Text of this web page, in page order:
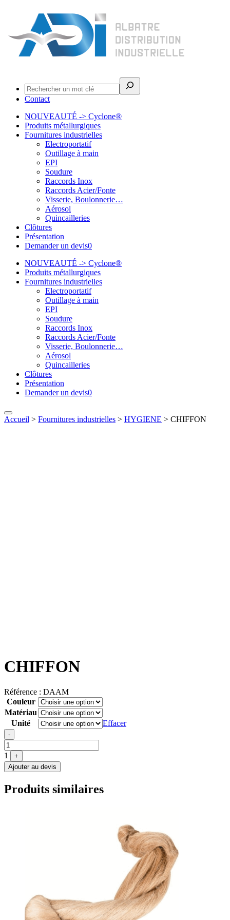
Contact
NOUVEAUTÉ -> Cyclone®
Produits métallurgiques
Fournitures industrielles
Electroportatif
Outillage à main
EPI
Soudure
Raccords Inox
Raccords Acier/Fonte
Visserie, Boulonnerie…
Aérosol
Quincailleries
Clôtures
Présentation
Demander un devis0
NOUVEAUTÉ -> Cyclone®
Produits métallurgiques
Fournitures industrielles
Electroportatif
Outillage à main
EPI
Soudure
Raccords Inox
Raccords Acier/Fonte
Visserie, Boulonnerie…
Aérosol
Quincailleries
Clôtures
Présentation
Demander un devis0
Accueil > Fournitures industrielles > HYGIENE > CHIFFON
CHIFFON
Référence : DAAM
Couleur
Matériau
Unité
Effacer
Quantité
-
1
+
Ajouter au devis
Produits similaires